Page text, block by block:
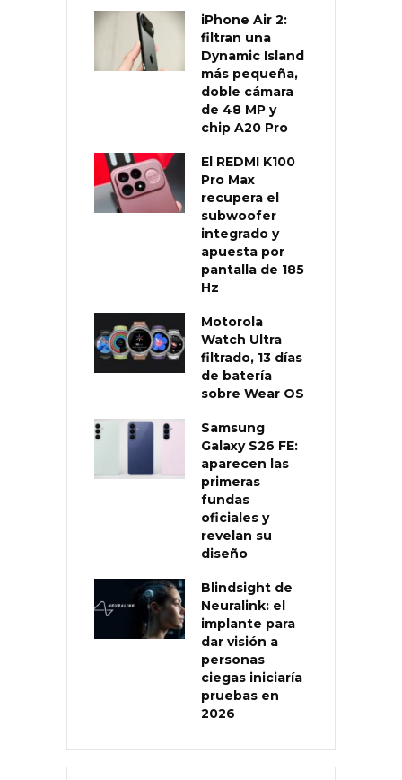
iPhone Air 2:
filtran una
Dynamic Island
más pequeña,
doble cámara
de 48 MP y
chip A20 Pro
El REDMI K100
Pro Max
recupera el
subwoofer
integrado y
apuesta por
pantalla de 185
Hz
Motorola
Watch Ultra
filtrado, 13 días
de batería
sobre Wear OS
Samsung
Galaxy S26 FE:
aparecen las
primeras
fundas
oficiales y
revelan su
diseño
Blindsight de
Neuralink: el
implante para
dar visión a
personas
ciegas iniciaría
pruebas en
2026